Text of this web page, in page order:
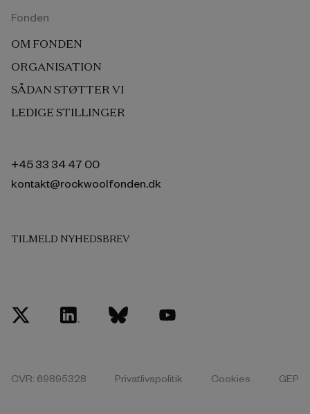
Fonden
OM FONDEN
ORGANISATION
SÅDAN STØTTER VI
LEDIGE STILLINGER
+45 33 34 47 00
kontakt@rockwoolfonden.dk
CVR: 69895328 Privatlivspolitik Cookies GEP
TILMELD NYHEDSBREV